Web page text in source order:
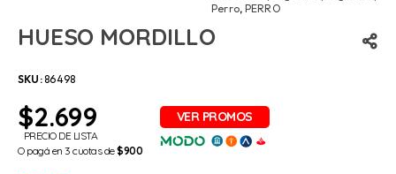
Perro, PERRO
HUESO MORDILLO
SKU:86498
$2.699
PRECIO DE LISTA
O pagá en 3 cuotas de$900